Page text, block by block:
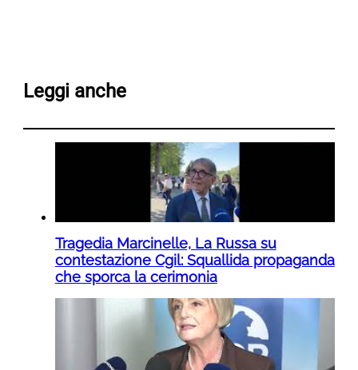
Leggi anche
Tragedia Marcinelle, La Russa su
contestazione Cgil: Squallida propaganda
che sporca la cerimonia